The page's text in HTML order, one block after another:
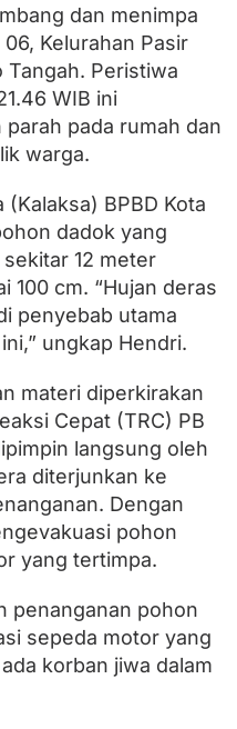
dan menimpa
Kelurahan Pasir
Tangah. Peristiwa
WIB ini
pada rumah dan
warga.
BPBD Kota
dadok yang
12 meter
100 cm. “Hujan deras
penyebab utama
ungkap Hendri.
materi diperkirakan
Cepat (TRC) PB
langsung oleh
diterjunkan ke
Dengan
pohon
yang tertimpa.
penanganan pohon
sepeda motor yang
korban jiwa dalam